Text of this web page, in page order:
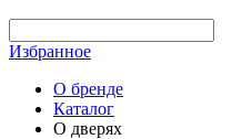
Избранное
О бренде
Каталог
О дверях